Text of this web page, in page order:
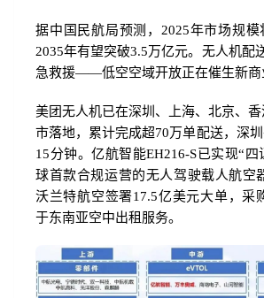
据中国民航局预测，2025年市场规模
2035年有望突破3.5万亿元。无人机配
急救援——低空空域开放正在催生新商
美团无人机已在深圳、上海、北京、
市落地，累计完成超70万单配送，深
15分钟。亿航智能EH216-S已实现“
球首款合规运营的无人驾驶载人航空
沃兰特航空签署17.5亿美元大单，采
于东南亚空中出租服务。